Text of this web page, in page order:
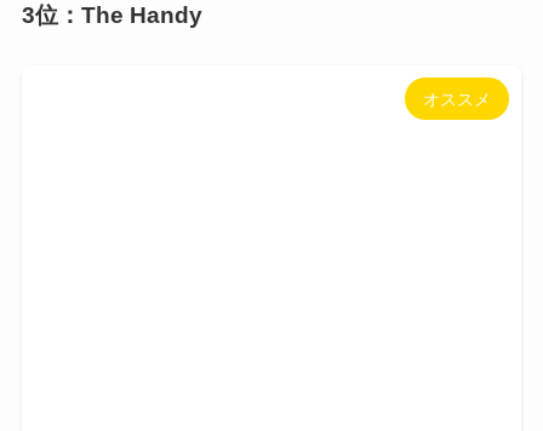
3位：The Handy
オススメ